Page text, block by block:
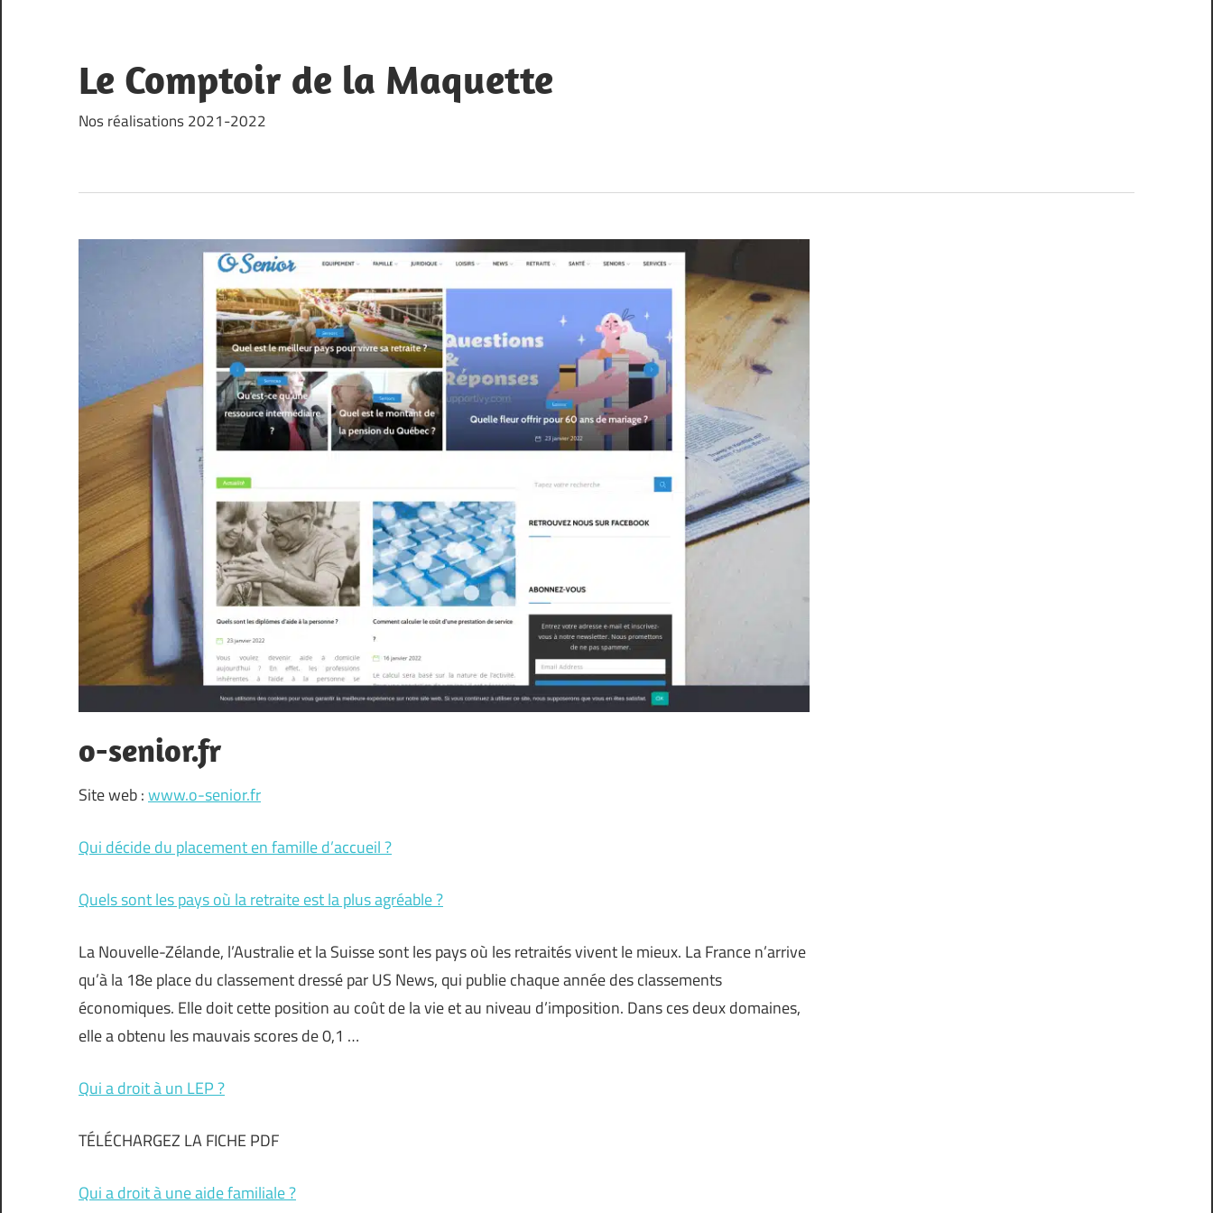
content
Le Comptoir de la Maquette
Nos réalisations 2021-2022
o-senior.fr
Site web :www.o-senior.fr
Qui décide du placement en famille d’accueil ?
Quels sont les pays où la retraite est la plus agréable ?
La Nouvelle-Zélande, l’Australie et la Suisse sont les pays où les retraités vivent le mieux. La France n’arrive
qu’à la 18e place du classement dressé par US News, qui publie chaque année des classements
économiques. Elle doit cette position au coût de la vie et au niveau d’imposition. Dans ces deux domaines,
elle a obtenu les mauvais scores de 0,1 …
Qui a droit à un LEP ?
TÉLÉCHARGEZ LA FICHE PDF
Qui a droit à une aide familiale ?